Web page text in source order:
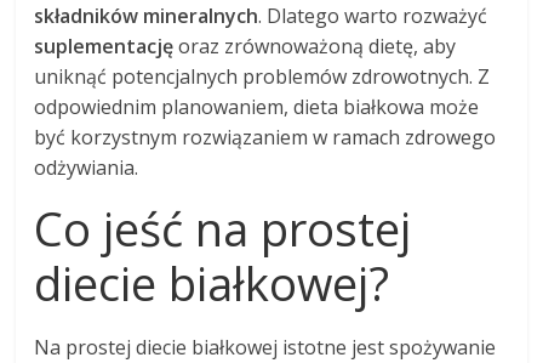
składników mineralnych. Dlatego warto rozważyć
suplementacjęoraz zrównoważoną dietę, aby
uniknąć potencjalnych problemów zdrowotnych. Z
odpowiednim planowaniem, dieta białkowa może
być korzystnym rozwiązaniem w ramach zdrowego
odżywiania.
Co jeść na prostej
diecie białkowej?
Na prostej diecie białkowej istotne jest spożywanie